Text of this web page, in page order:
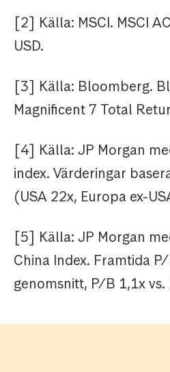
[2] Källa: MSCI. MSCI
USD.
[3] Källa: Bloomberg.
Magnificent 7 Total
[4] Källa: JP Morgan
index. Värderingar
(USA 22x, Europa ex-
[5] Källa: JP Morgan
China Index. Framtida
genomsnitt, P/B 1,1x